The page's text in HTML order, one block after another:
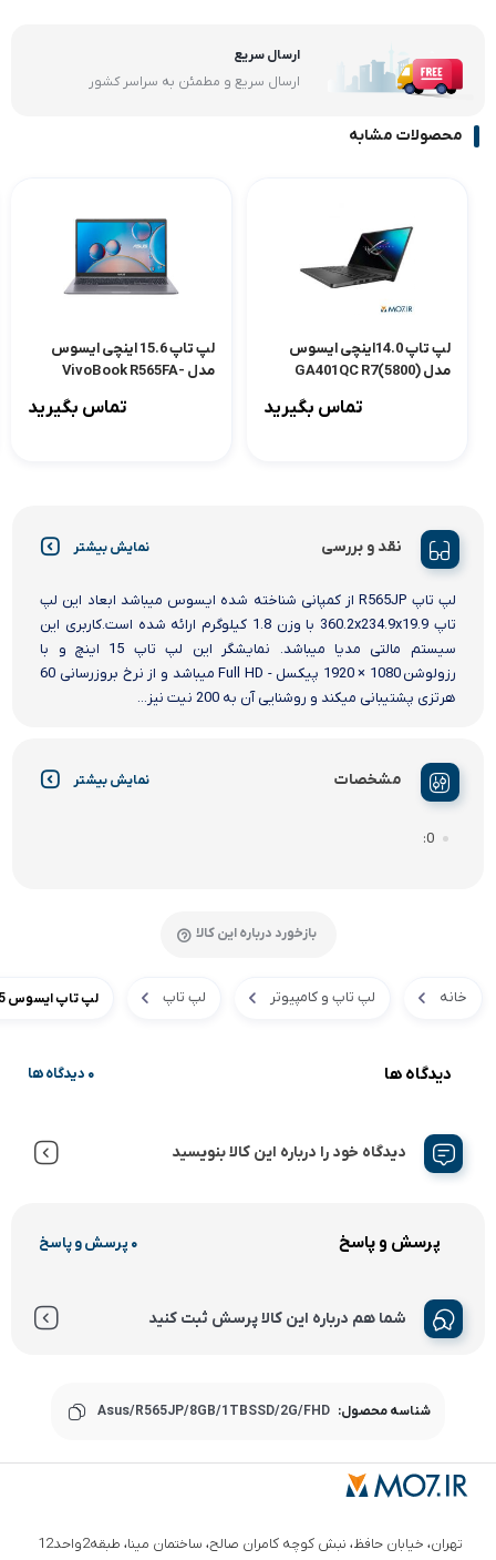
ارسال سریع
ارسال سریع و مطمئن به سراسر کشور
محصولات مشابه
لپ تاپ 14.0اینچی ایسوس
مدل GA401QC R7(5800)
Pack Gamingتماس بگیرید
لپ تاپ 15.6 اینچی ایسوس
مدل VivoBook R565FA-
تماس بگیرید
نقد و بررسی نمایش بیشتر
لپ تاپ R565JP از کمپانی شناخته شده ایسوس میباشد ابعاد این لپ
تاپ 360.2x234.9x19.9 با وزن 1.8 کیلوگرم ارائه شده است.کاربری این
سیستم مالتی مدیا میباشد. نمایشگر این لپ تاپ 15 اینچ و با
رزولوشن 1080 × 1920 پیکسل - Full HD میباشد و از نرخ بروزرسانی 60
هرتزی پشتیبانی میکند و روشنایی آن به 200 نیت نیز...
مشخصات نمایش بیشتر
0
بازخورد درباره این کالا
خانه لپ تاپ و کامپیوتر لپ تاپ لپ تاپ ایسوس 15 اینچی مدل Vivabook R565JP Core i7(1065) 8GB 512SSD 2GB(MX330)FHD
دیدگاه ها 0 دیدگاه ها
دیدگاه خود را درباره این کالا بنویسید
پرسش و پاسخ 0 پرسش و پاسخ
شما هم درباره این کالا پرسش ثبت کنید
شناسه محصول: Asus/R565JP/8GB/1TBSSD/2G/FHD
تهران، خیابان حافظ، نبش کوچه کامران صالح، ساختمان مینا، طبقه2واحد12